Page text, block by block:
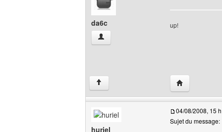
da6c
da6c Voir le profil de l'utilisateur
up!
↑ Visiter le site
huriel
04/08/2008, 15
Sujet du message: